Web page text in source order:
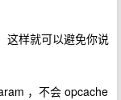
这样就可以避免你说
，不会 opcache